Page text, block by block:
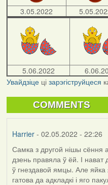
3.05.2022
5.06.2022
Увайдзіцеці зарэгіструйцеся
COMMENTS
Harrier- 02.05.2022 - 22:26
Самка з другой нішы сёння
дзень правяла ў ёй. І нават
ў гнездавой ямцы. Але
гатова да адкладкі і яго